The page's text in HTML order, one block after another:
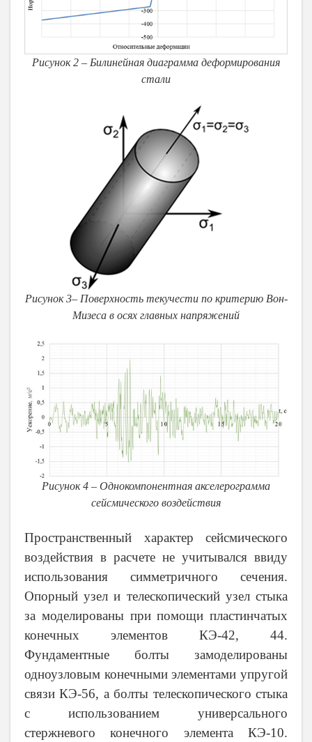
Рисунок 2 – Билинейная диаграмма деформирования
стали
Рисунок 3– Поверхность текучести по критерию Вон-
Мизеса в осях главных напряжений
Рисунок 4 – Однокомпонентная акселерограмма
сейсмического воздействия
Пространственный характер сейсмического
воздействия в расчете не учитывался ввиду
использования симметричного сечения.
Опорный узел и телескопический узел стыка
за моделированы при помощи пластинчатых
конечных элементов КЭ-42, 44.
Фундаментные болты замоделированы
одноузловым конечными элементами упругой
связи КЭ-56, а болты телескопического стыка
с использованием универсального
стержневого конечного элемента КЭ-10.